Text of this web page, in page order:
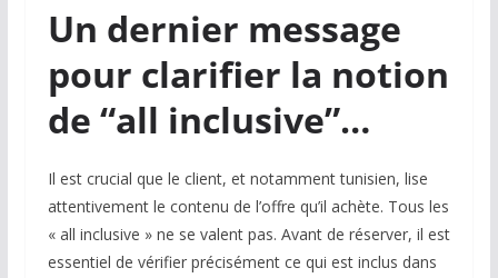
Un dernier message
pour clarifier la notion
de “all inclusive”…
Il est crucial que le client, et notamment tunisien, lise
attentivement le contenu de l’offre qu’il achète. Tous les
« all inclusive » ne se valent pas. Avant de réserver, il est
essentiel de vérifier précisément ce qui est inclus dans